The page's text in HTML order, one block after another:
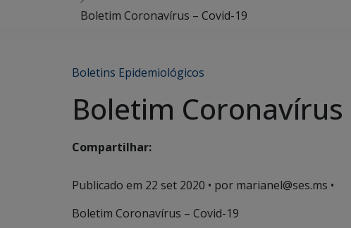
Boletim Coronavírus – Covid-19
Boletins Epidemiológicos
Boletim Coronavírus
Compartilhar:
Publicado em 22 set 2020 • por marianel@ses.ms •
Boletim Coronavírus – Covid-19